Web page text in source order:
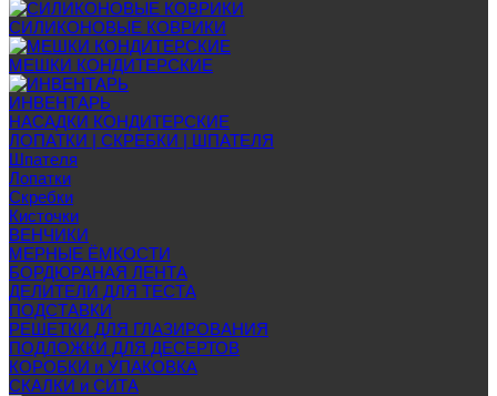
СИЛИКОНОВЫЕ КОВРИКИ
МЕШКИ КОНДИТЕРСКИЕ
ИНВЕНТАРЬ
НАСАДКИ КОНДИТЕРСКИЕ
ЛОПАТКИ | СКРЕБКИ | ШПАТЕЛЯ
Шпателя
Лопатки
Скребки
Кисточки
ВЕНЧИКИ
МЕРНЫЕ ЁМКОСТИ
БОРДЮРАНАЯ ЛЕНТА
ДЕЛИТЕЛИ ДЛЯ ТЕСТА
ПОДСТАВКИ
РЕШЕТКИ ДЛЯ ГЛАЗИРОВАНИЯ
ПОДЛОЖКИ ДЛЯ ДЕСЕРТОВ
КОРОБКИ и УПАКОВКА
СКАЛКИ и СИТА